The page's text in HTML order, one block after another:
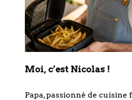
Moi, c’est Nicolas !
Papa, passionné de cuisine